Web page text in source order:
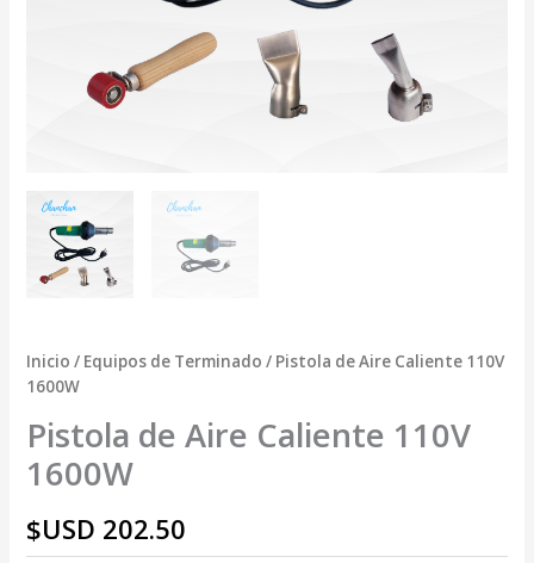
Inicio / Equipos de Terminado / Pistola de Aire Caliente 110V
1600W
Pistola de Aire Caliente 110V
1600W
$USD 202.50